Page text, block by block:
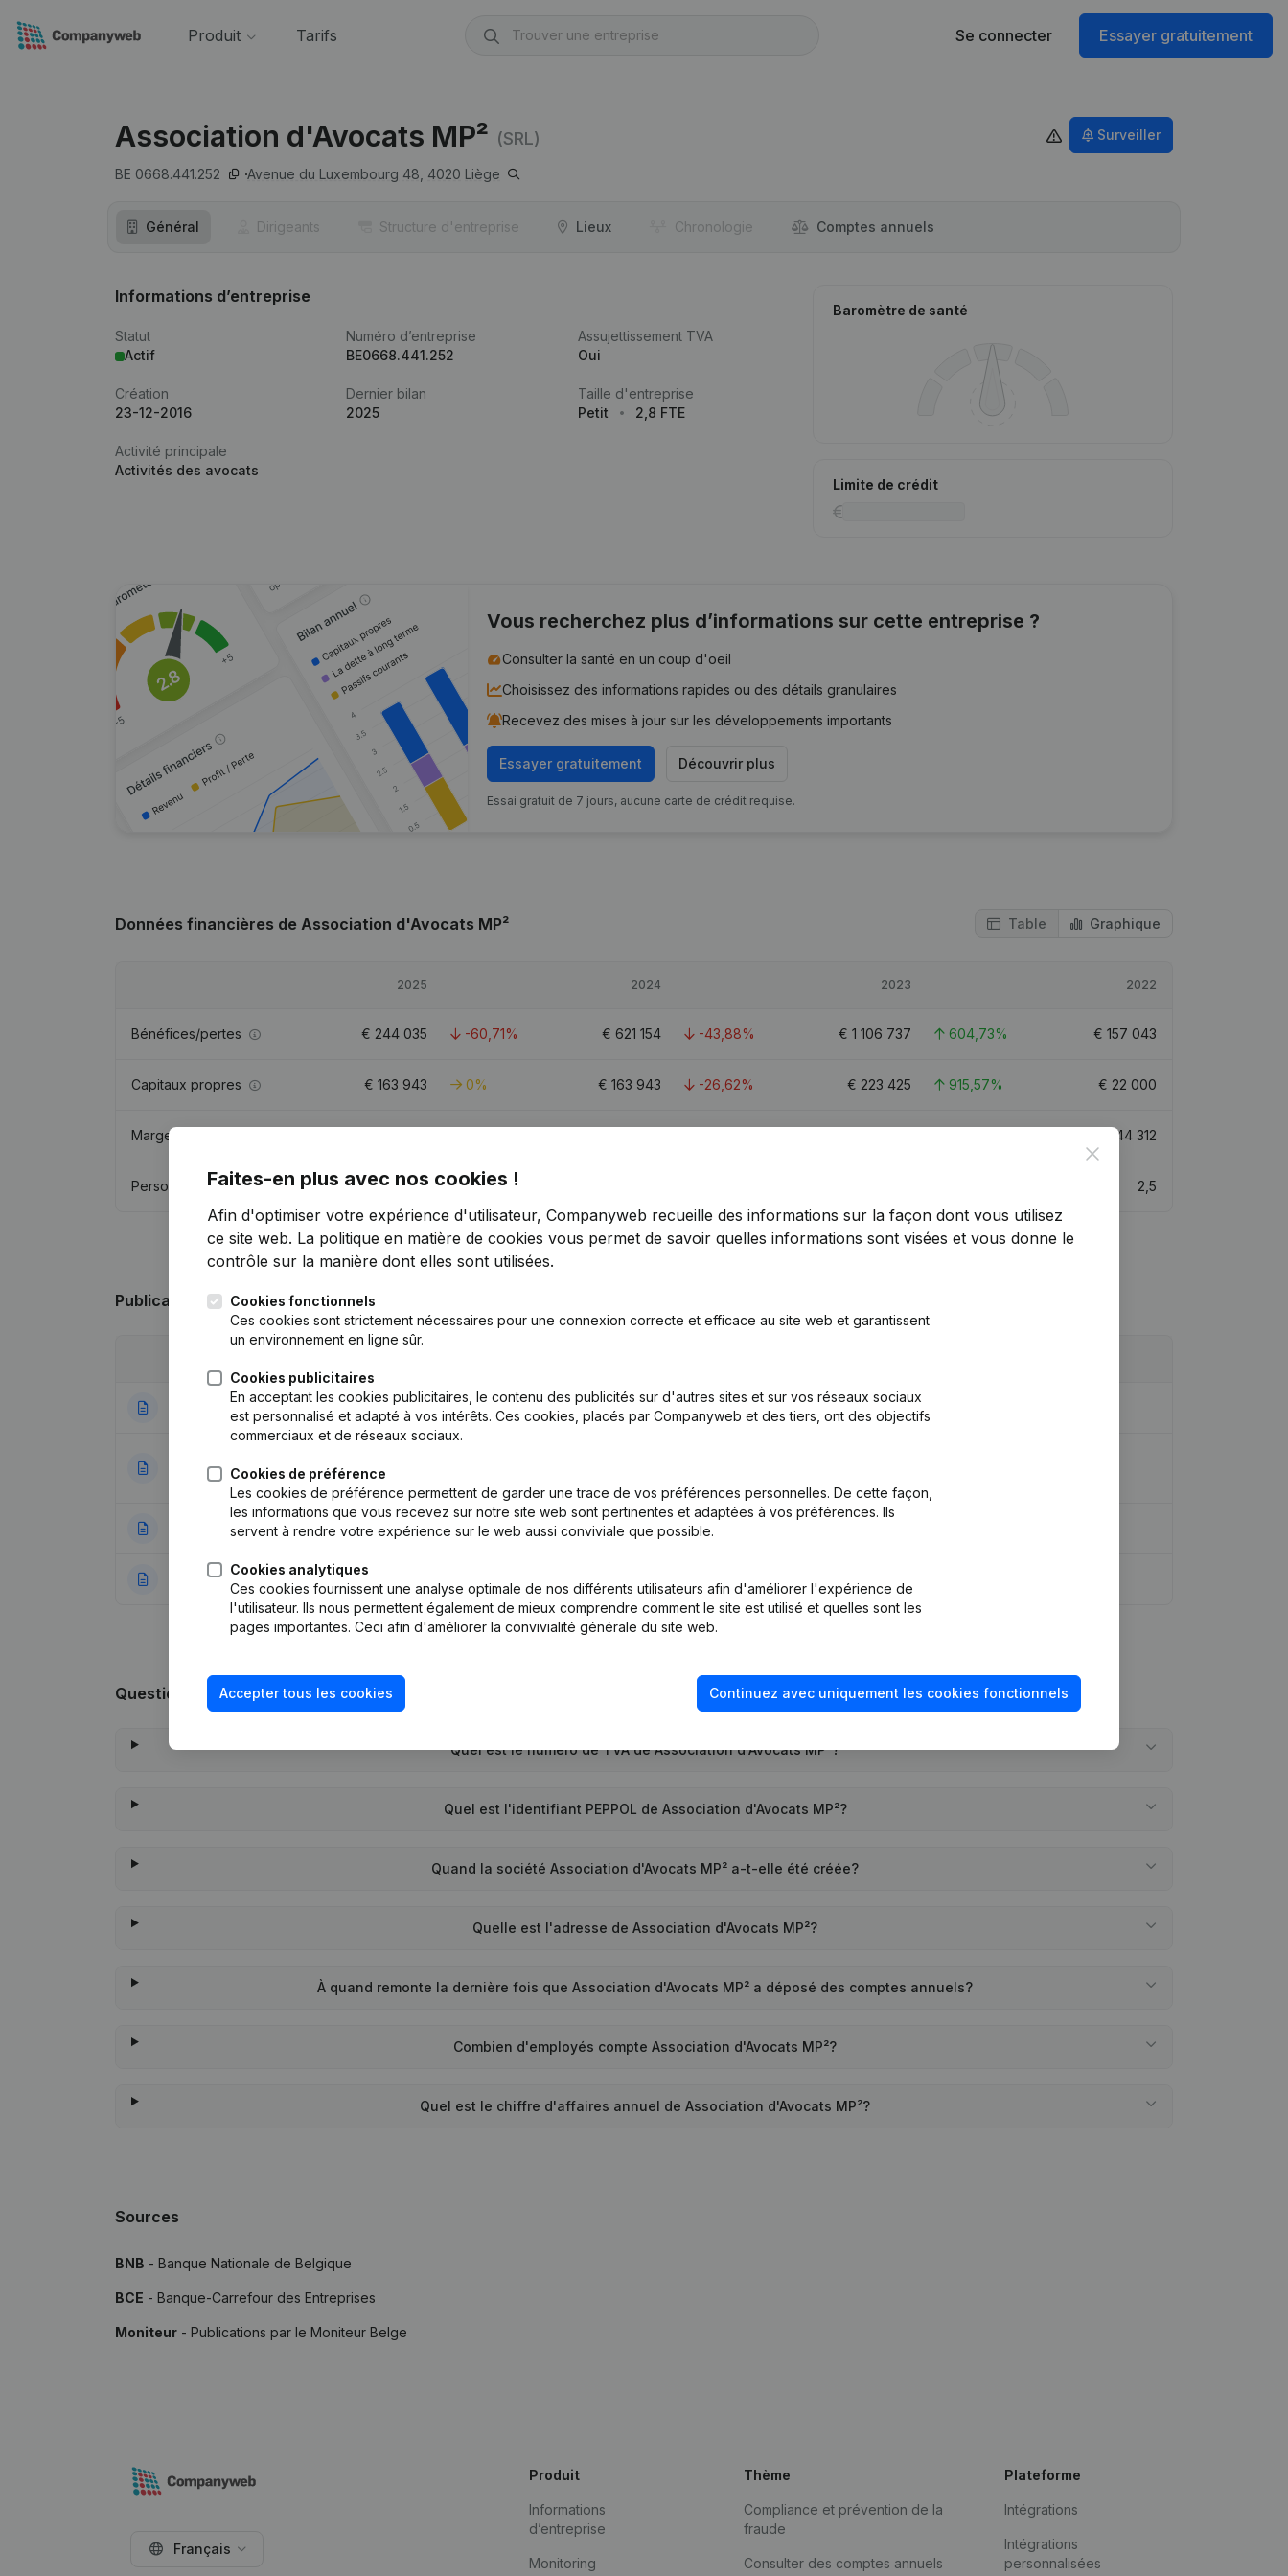
Produit Tarifs Se connecter Essayer gratuitement
Association d'Avocats MP² (SRL)
BE 0668.441.252 Avenue du Luxembourg 48, 4020 Liège
Surveiller
Général Dirigeants Structure d'entreprise Lieux Chronologie Comptes annuels
Informations d’entreprise
Statut
Actif
Numéro d’entreprise
BE0668.441.252
Assujettissement TVA
Oui
Création
23-12-2016
Dernier bilan
2025
Taille d'entreprise
Petit
2,8 FTE
Activité principale
Activités des avocats
Baromètre de santé
Limite de crédit
Vous recherchez plus d’informations sur cette entreprise ?
Consulter la santé en un coup d'oeil
Choisissez des informations rapides ou des détails granulaires
Recevez des mises à jour sur les développements importants
Essayer gratuitement Découvrir plus
Essai gratuit de 7 jours, aucune carte de crédit requise.
Données financières de Association d'Avocats MP² Table Graphique
2025 2024 2023 2022
Bénéfices/pertes € 244 035 -60,71% € 621 154 -43,88% € 1 106 737 604,73% € 157 043
Capitaux propres € 163 943 0% € 163 943 -26,62% € 223 425 915,57% € 22 000
Marge brute 344 312
Personnel 2,8 2,5
Publicationsde Association d'Avocats MP²
10-10-2024 Rubrique Restructuration (Fusion, Scission, Transfert Patrimoine, etc...)
09-09-2024
Modification Forme Juridique - Rubrique Restructuration (Fusion, Scission, Transfert Patrimoine, etc...)
03-07-2024 Rubrique Restructuration (Fusion, Scission, Transfert Patrimoine, etc...) - Divers
28-12-2016 Rubrique Constitution (Nouvelle Personne Morale, Ouverture Succursale, etc...)
Questions fréquemment posées
Quel est le numéro de TVA de Association d'Avocats MP²?
Quel est l'identifiant PEPPOL de Association d'Avocats MP²?
Quand la société Association d'Avocats MP² a-t-elle été créée?
Quelle est l'adresse de Association d'Avocats MP²?
À quand remonte la dernière fois que Association d'Avocats MP² a déposé des comptes annuels?
Combien d'employés compte Association d'Avocats MP²?
Quel est le chiffre d'affaires annuel de Association d'Avocats MP²?
Sources
BNB - Banque Nationale de Belgique
BCE - Banque-Carrefour des Entreprises
Moniteur - Publications par le Moniteur Belge
Close
Faites-en plus avec nos cookies !
Afin d'optimiser votre expérience d'utilisateur, Companyweb recueille des informations sur la façon dont vous utilisez
ce site web. La politique en matière de cookies vous permet de savoir quelles informations sont visées et vous donne le
contrôle sur la manière dont elles sont utilisées.
Cookies fonctionnels
Ces cookies sont strictement nécessaires pour une connexion correcte et efficace au site web et garantissent
un environnement en ligne sûr.
Cookies publicitaires
En acceptant les cookies publicitaires, le contenu des publicités sur d'autres sites et sur vos réseaux sociaux
est personnalisé et adapté à vos intérêts. Ces cookies, placés par Companyweb et des tiers, ont des objectifs
commerciaux et de réseaux sociaux.
Cookies de préférence
Les cookies de préférence permettent de garder une trace de vos préférences personnelles. De cette façon,
les informations que vous recevez sur notre site web sont pertinentes et adaptées à vos préférences. Ils
servent à rendre votre expérience sur le web aussi conviviale que possible.
Cookies analytiques
Ces cookies fournissent une analyse optimale de nos différents utilisateurs afin d'améliorer l'expérience de
l'utilisateur. Ils nous permettent également de mieux comprendre comment le site est utilisé et quelles sont les
pages importantes. Ceci afin d'améliorer la convivialité générale du site web.
Accepter tous les cookies Continuez avec uniquement les cookies fonctionnels
Français
Produit
Informations
d’entreprise
Monitoring
Thème
Compliance et prévention de la
fraude
Consulter des comptes annuels
Plateforme
Intégrations
Intégrations
personnalisées